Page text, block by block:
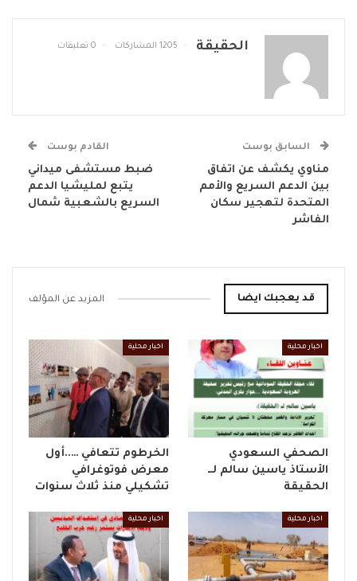
الحقيقة 1205 المشاركات 0 تعليقات
السابق بوست
مناوي يكشف عن اتفاق
بين الدعم السريع والأمم
المتحدة لتهجير سكان
الفاشر
القادم بوست
ضبط مستشفى ميداني
يتبع لمليشيا الدعم
السريع بالشعبية شمال
قد يعجبك ايضا المزيد عن المؤلف
اخبار محلية
الصحفي السعودي
الأستاذ ياسين سالم لــ
الحقيقة
اخبار محلية
الخرطوم تتعافي …..أول
معرض فوتوغرافي
تشكيلي منذ ثلاث سنوات
اخبار محلية اخبار محلية